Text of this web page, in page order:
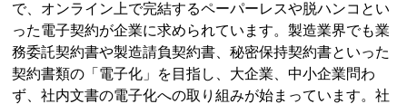
で、オンライン上で完結するペーパーレスや脱ハンコとい
った電子契約が企業に求められています。製造業界でも業
務委託契約書や製造請負契約書、秘密保持契約書といった
契約書類の「電子化」を目指し、大企業、中小企業問わ
ず、社内文書の電子化への取り組みが始まっています。社